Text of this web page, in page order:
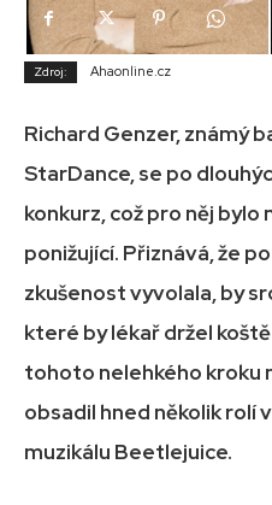
Zdroj: Ahaonline.cz
Richard Genzer, známý
StarDance, se po
konkurz, což pro něj
ponižující. Přiznává, že
zkušenost vyvolala, by
které by lékař držel
tohoto nelehkého kroku
obsadil hned několik rolí
muzikálu Beetlejuice.